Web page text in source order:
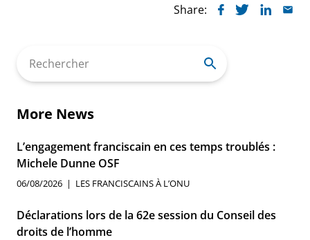
Share:
for:
More News
L’engagement franciscain en ces temps troublés :
Michele Dunne OSF
06/08/2026 LES FRANCISCAINS À L’ONU
Déclarations lors de la 62e session du Conseil des
droits de l’homme